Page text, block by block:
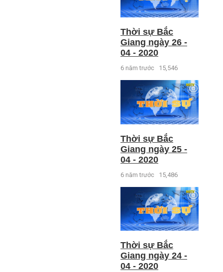
Thời sự Bắc
Giang ngày 26 -
04 - 2020
6 năm trước 15,546
Thời sự Bắc
Giang ngày 25 -
04 - 2020
6 năm trước 15,486
Thời sự Bắc
Giang ngày 24 -
04 - 2020